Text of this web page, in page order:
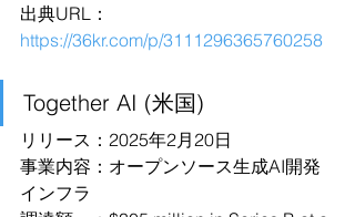
出典URL：
https://36kr.com/p/3111296365760258
Together AI (米国)
リリース：2025年2月20日
事業内容：オープンソース生成AI開発
インフラ